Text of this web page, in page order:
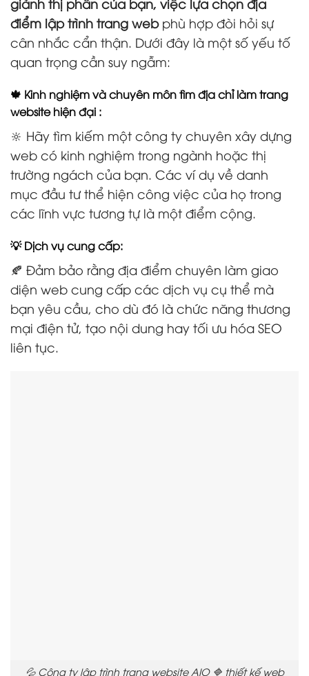
điểm lập trình trang webphù hợp đòi hỏi sự
cân nhắc cẩn thận. Dưới đây là một số yếu tố
quan trọng cần suy ngẫm:
🍁 Kinh nghiệm và chuyên môn tìm địa chỉ làm trang
website hiện đại :
🔆 Hãy tìm kiếm một công ty chuyên xây dựng
web có kinh nghiệm trong ngành hoặc thị
trường ngách của bạn. Các ví dụ về danh
mục đầu tư thể hiện công việc của họ trong
các lĩnh vực tương tự là một điểm cộng.
💡 Dịch vụ cung cấp:
🍂 Đảm bảo rằng địa điểm chuyên làm giao
diện web cung cấp các dịch vụ cụ thể mà
bạn yêu cầu, cho dù đó là chức năng thương
mại điện tử, tạo nội dung hay tối ưu hóa SEO
liên tục.
💦 Công ty lập trình trang website AIO 🔷 thiết kế web